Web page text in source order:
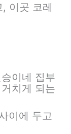
이곳 코레
이네 집부
치게 되는
이에 두고